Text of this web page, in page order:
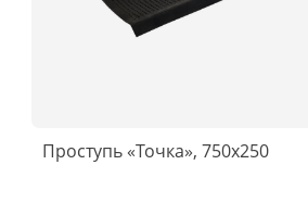
Проступь «Точка», 750x250